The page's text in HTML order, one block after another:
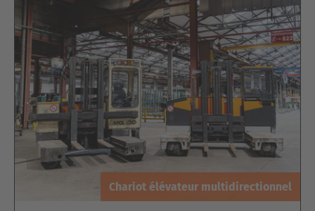
AVEC PLATE-FORME DE PRÉPARATION
DE COMMANDES AMOVIBLE DE LA
SÉRIE KP
Dans sa configuration de base,
chariot latéral électrique multidirectionnel est déjà conçu
pour assurer la manipulation de charges longues dans les
allées étroites.
En ajoutant uneplate-forme de préparation de commandes
il peut être rapidement converti en
. L'opérateur commande le système à partir de
la plate-forme. Les panneaux en bois peuvent être prélevés
Chariot élévateur multidirectionnel